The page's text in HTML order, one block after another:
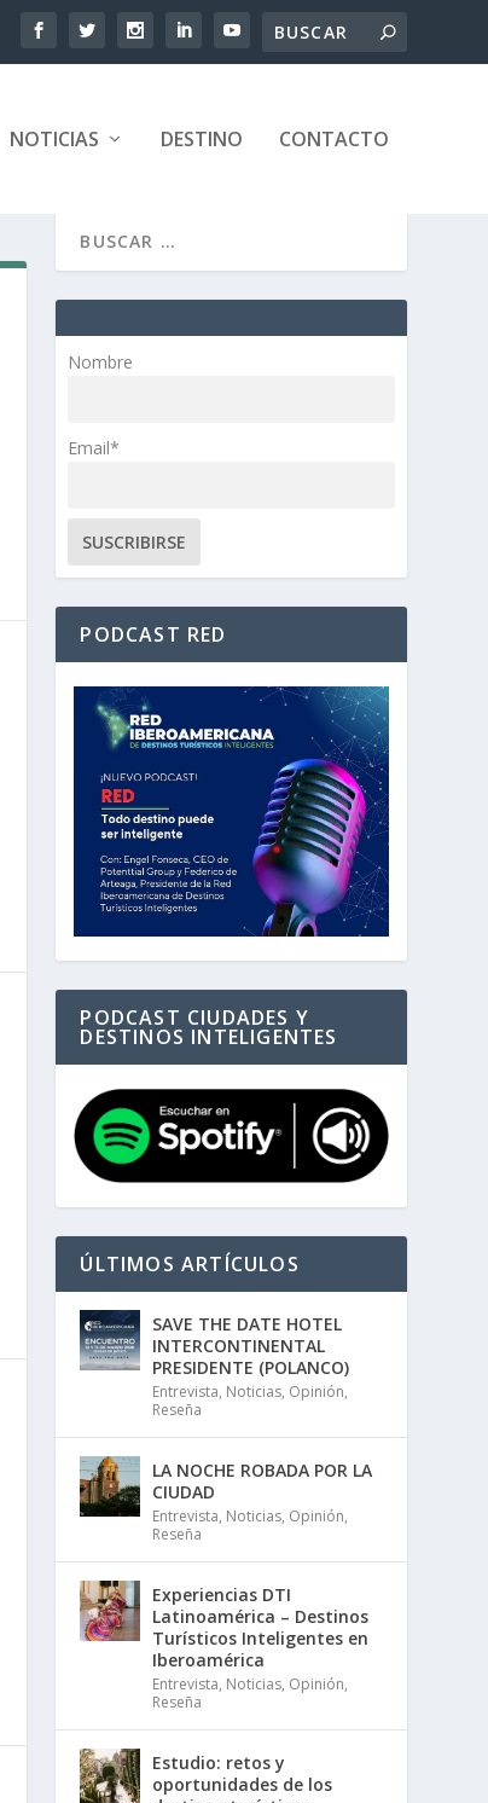
NOTICIAS DESTINO CONTACTO
Nombre
Email*
PODCAST RED
PODCAST CIUDADES Y
DESTINOS INTELIGENTES
ÚLTIMOS ARTÍCULOS
SAVE THE DATE HOTEL
INTERCONTINENTAL
PRESIDENTE (POLANCO)
Entrevista, Noticias, Opinión,
Reseña
LA NOCHE ROBADA POR LA
CIUDAD
Entrevista, Noticias, Opinión,
Reseña
Experiencias DTI
Latinoamérica – Destinos
Turísticos Inteligentes en
Iberoamérica
Entrevista, Noticias, Opinión,
Reseña
Estudio: retos y
oportunidades de los